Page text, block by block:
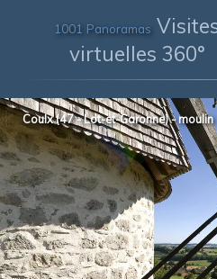
1001 Panoramas
virtuelles 360°
Coulx (47 - Lot-et-Garonne) - moulin